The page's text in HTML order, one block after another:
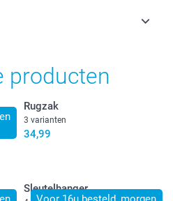
producten
Rugzak
3 varianten
34,99
Sleutelhanger